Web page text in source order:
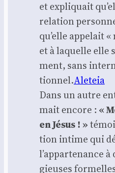
et expli­quait
rela­tion
qu’elle appe­lait
et à laquelle elle
ment, sans
tion­nel.Ale­teia
Dans un autre
mait encore : «
en Jésus ! »
tion intime qui
l’appartenance
gieuses